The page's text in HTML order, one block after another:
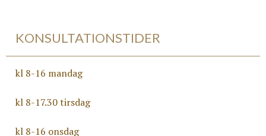
KONSULTATIONSTIDER
kl 8-16 mandag
kl 8-17.30 tirsdag
kl 8-16 onsdag